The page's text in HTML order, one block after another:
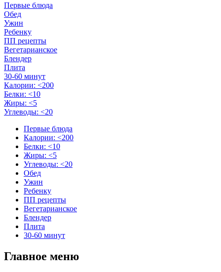
Первые блюда
Обед
Ужин
Ребенку
ПП рецепты
Вегетарианское
Блендер
Плита
30-60 минут
Калории: <200
Белки: <10
Жиры: <5
Углеводы: <20
Первые блюда
Калории: <200
Белки: <10
Жиры: <5
Углеводы: <20
Обед
Ужин
Ребенку
ПП рецепты
Вегетарианское
Блендер
Плита
30-60 минут
Главное меню